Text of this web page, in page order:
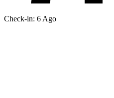
Check-in: 6 Ago